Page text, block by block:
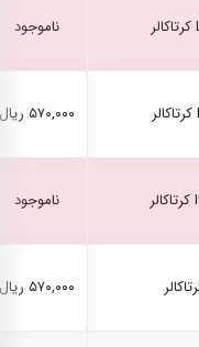
ناموجود
۵۷۰,۰۰۰ ریال
ناموجود
۵۷۰,۰۰۰ ریال